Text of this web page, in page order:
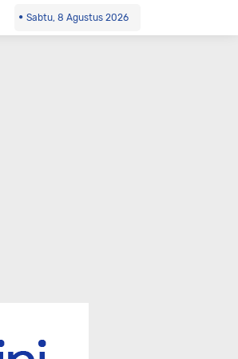
Sabtu, 8 Agustus 2026